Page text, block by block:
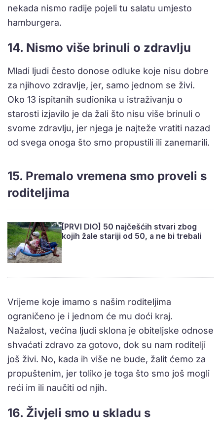
nekada nismo radije pojeli tu salatu umjesto
hamburgera.
14. Nismo više brinuli o zdravlju
Mladi ljudi često donose odluke koje nisu dobre
za njihovo zdravlje, jer, samo jednom se živi.
Oko 13 ispitanih sudionika u istraživanju o
starosti izjavilo je da žali što nisu više brinuli o
svome zdravlju, jer njega je najteže vratiti nazad
od svega onoga što smo propustili ili zanemarili.
15. Premalo vremena smo proveli s
roditeljima
[PRVI DIO] 50 najčešćih stvari zbog
kojih žale stariji od 50, a ne bi trebali
Vrijeme koje imamo s našim roditeljima
ograničeno je i jednom će mu doći kraj.
Nažalost, većina ljudi sklona je obiteljske odnose
shvaćati zdravo za gotovo, dok su nam roditelji
još živi. No, kada ih više ne bude, žalit ćemo za
propuštenim, jer toliko je toga što smo još mogli
reći im ili naučiti od njih.
16. Živjeli smo u skladu s